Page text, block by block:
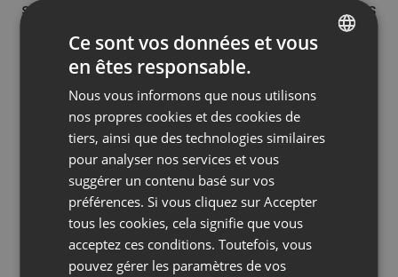
souvent pas la possibilité d’observer les réactions
des personnes qui écoutent leurs présentations.
Grâce à Edu Mode, cela sera possible sans
partager l’image avec tout le monde. Évidemment,
c’est aussi une solution parfaite en cas de tests,
d’examens ou d’autres formes de vérification des
connaissances. L’enseignant pourra surveiller le
comportement des participants sans intervenir
dans leur vie privée ni utiliser de logiciel
supplémentaire, ce qui soulève souvent de
sérieux doutes.
FRENCH
GERMAN
SPANISH
PORTUGUESE
Ce sont vos données et vous
en êtes responsable.
Nous vous informons que nous utilisons
nos propres cookies et des cookies de
tiers, ainsi que des technologies similaires
pour analyser nos services et vous
suggérer un contenu basé sur vos
préférences. Si vous cliquez sur Accepter
tous les cookies, cela signifie que vous
acceptez ces conditions. Toutefois, vous
pouvez gérer les paramètres de vos